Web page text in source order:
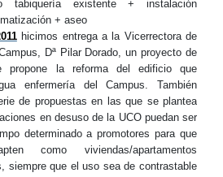
tabiquería existente + instalación
+ aseo
hicimos entrega a la Vicerrectora de
Dª Pilar Dorado, un proyecto de
propone la reforma del edificio que
enfermería del Campus. También
de propuestas en las que se plantea
en desuso de la UCO puedan ser
determinado a promotores para que
como viviendas/apartamentos
siempre que el uso sea de contrastable